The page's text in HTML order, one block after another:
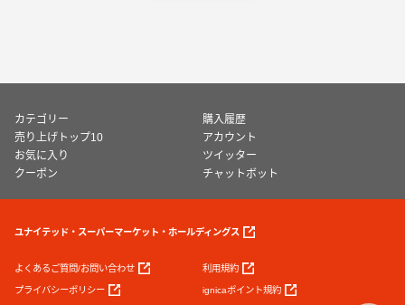
カテゴリー
購入履歴
売り上げトップ10
アカウント
お気に入り
ツイッター
クーポン
チャットボット
ユナイテッド・スーパーマーケット・ホールディングス
よくあるご質問/お問い合わせ 利用規約
プライバシーポリシー ignicaポイント規約